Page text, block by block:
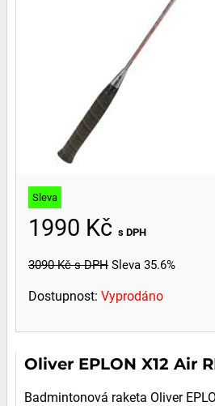
Sleva
1990 Kč s DPH
3090 Kčs DPH Sleva 35.6%
Dostupnost: Vyprodáno
Oliver EPLON X12 Air
Badmintonová raketa Oliver